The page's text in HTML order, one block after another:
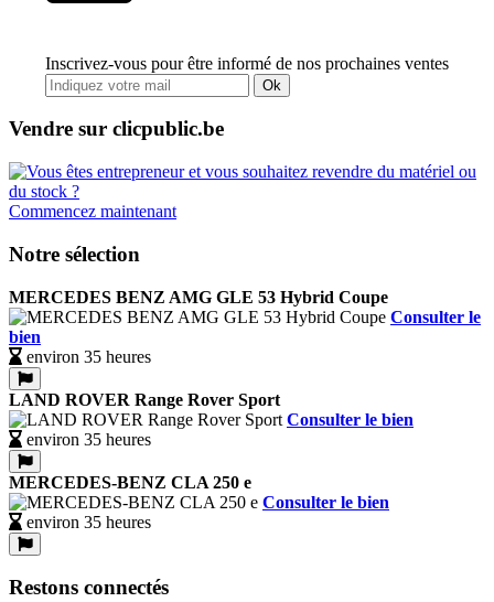
Inscrivez-vous pour être informé de nos prochaines ventes
Ok
Vendre sur clicpublic.be
Commencez maintenant
Notre sélection
MERCEDES BENZ AMG GLE 53 Hybrid Coupe
Consulter le
bien
environ 35 heures
LAND ROVER Range Rover Sport
Consulter le bien
environ 35 heures
MERCEDES-BENZ CLA 250 e
Consulter le bien
environ 35 heures
Restons connectés